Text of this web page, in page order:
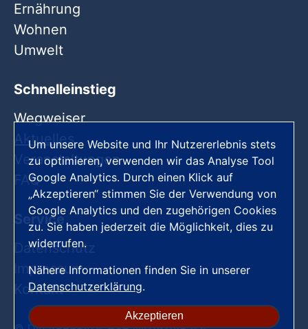
Ernährung
Wohnen
Umwelt
Schnelleinstieg
Wegweiser
Aktuelles
Veranstaltungen
FAQ
Service
Datenschutz
Impressum
Kontakt
Um unsere Website und Ihr Nutzererlebnis stets
zu optimieren, verwenden wir das Analyse Tool
Google Analytics. Durch einen Klick auf
„Akzeptieren“ stimmen Sie der Verwendung von
Google Analytics und den zugehörigen Cookies
zu. Sie haben jederzeit die Möglichkeit, dies zu
widerrufen.
Nähere Informationen finden Sie in unserer
Datenschutzerklärung.
Akzeptieren